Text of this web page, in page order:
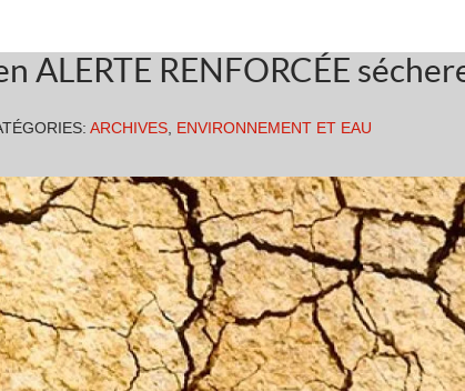
ALERTE RENFORCÉE
ARCHIVES ENVIRONNEMENT ET EAU